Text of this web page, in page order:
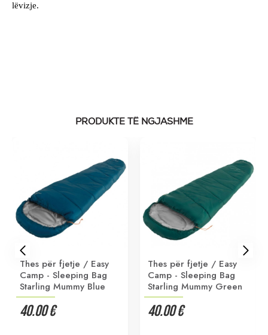
lëvizje.
PRODUKTE TË NGJASHME
Thes për fjetje / Easy
Camp - Sleeping Bag
Starling Mummy Blue
40.00 €
Thes për fjetje / Easy
Camp - Sleeping Bag
Starling Mummy Green
40.00 €